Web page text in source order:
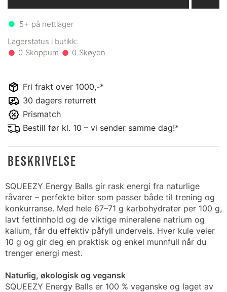
5+ på nettlager
0 0
Fri frakt over 1000,-*
30 dagers returrett
Prismatch
Bestill før kl. 10 – vi sender samme dag!*
BESKRIVELSE
SQUEEZY Energy Balls gir rask energi fra naturlige
råvarer – perfekte biter som passer både til trening og
konkurranse. Med hele 67–71 g karbohydrater per 100 g,
lavt fettinnhold og de viktige mineralene natrium og
kalium, får du effektiv påfyll underveis. Hver kule veier
10 g og gir deg en praktisk og enkel munnfull når du
trenger energi mest.
Naturlig, økologisk og vegansk
SQUEEZY Energy Balls er 100 % veganske og laget av